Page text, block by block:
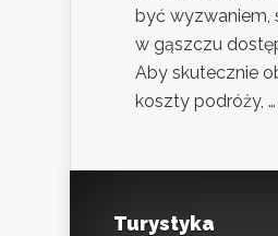
być wyzwaniem,
w gąszczu
Aby skutecznie
koszty podróży, …
Turystyka